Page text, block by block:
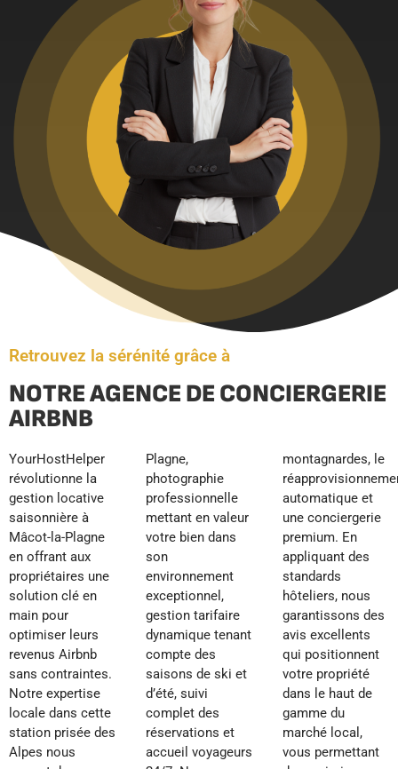
Retrouvez la sérénité grâce à
NOTRE AGENCE DE CONCIERGERIE
AIRBNB
YourHostHelper
révolutionne la
gestion locative
saisonnière à
Mâcot-la-Plagne
en offrant aux
propriétaires une
solution clé en
main pour
optimiser leurs
revenus Airbnb
sans contraintes.
Notre expertise
locale dans cette
station prisée des
Alpes nous
Plagne,
photographie
professionnelle
mettant en valeur
votre bien dans
son
environnement
exceptionnel,
gestion tarifaire
dynamique tenant
compte des
saisons de ski et
d’été, suivi
complet des
réservations et
accueil voyageurs
montagnardes, le
réapprovisionnement
automatique et
une conciergerie
premium. En
appliquant des
standards
hôteliers, nous
garantissons des
avis excellents
qui positionnent
votre propriété
dans le haut de
gamme du
marché local,
vous permettant